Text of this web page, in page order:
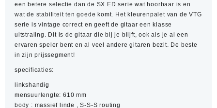
een betere selectie dan de SX ED serie wat hoorbaar is en
wat de stabiliteit ten goede komt. Het kleurenpalet van de VTG
serie is vintage correct en geeft de gitaar een klasse
uitstraling. Dit is de gitaar die bij je blijft, ook als je al een
ervaren speler bent en al veel andere gitaren bezit. De beste
in zijn prijssegment!
specificaties:
linkshandig
mensuurlengte: 610 mm
body : massief linde , S-S-S routing